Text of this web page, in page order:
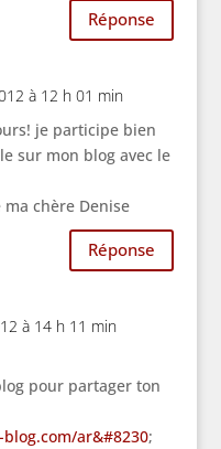
Réponse
à 12 h 01 min
je participe bien
sur mon blog avec le
chère Denise
Réponse
à 14 h 11 min
pour partager ton
ar&#8230;